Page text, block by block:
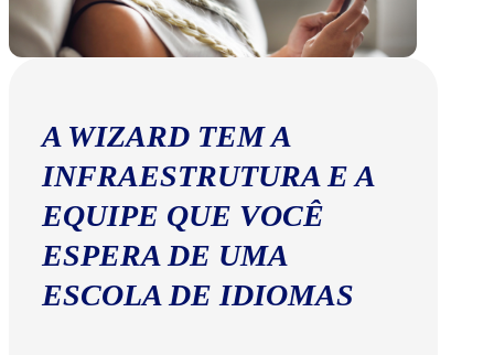
A WIZARD TEM A
INFRAESTRUTURA E A
EQUIPE QUE VOCÊ
ESPERA DE UMA
ESCOLA DE IDIOMAS